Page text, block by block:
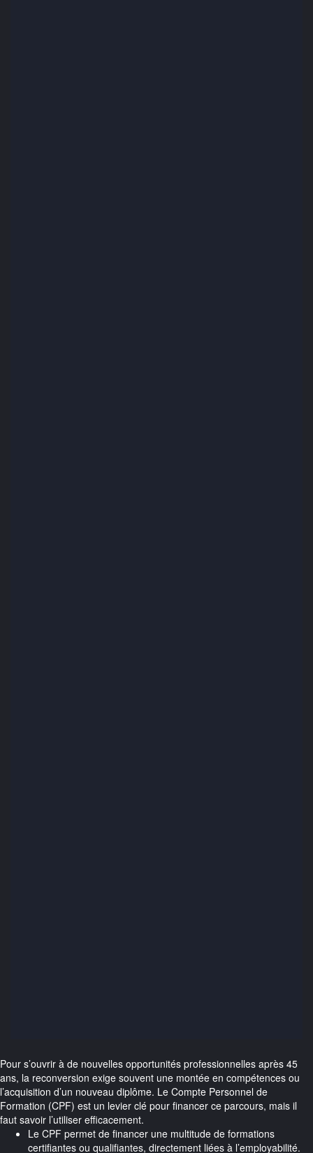
Pour s’ouvrir à de nouvelles opportunités professionnelles après 45
ans, la reconversion exige souvent une montée en compétences ou
l’acquisition d’un nouveau diplôme. Le Compte Personnel de
Formation (CPF) est un levier clé pour financer ce parcours, mais il
faut savoir l’utiliser efficacement.
Le CPF permet de financer une multitude de formations
certifiantes ou qualifiantes, directement liées à l’employabilité.